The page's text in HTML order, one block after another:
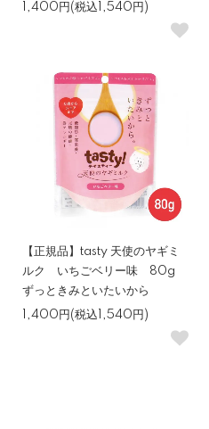
1,400円(税込1,540円)
【正規品】tasty 天使のヤギミ
ルク いちごベリー味 80g
ずっときみといたいから
1,400円(税込1,540円)